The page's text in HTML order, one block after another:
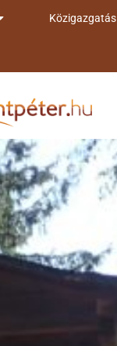
Közigazgatás